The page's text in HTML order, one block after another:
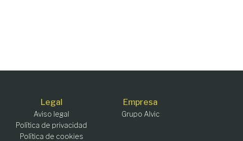
Legal
Aviso legal
Política de privacidad
Política de cookies
Empresa
Grupo Alvic